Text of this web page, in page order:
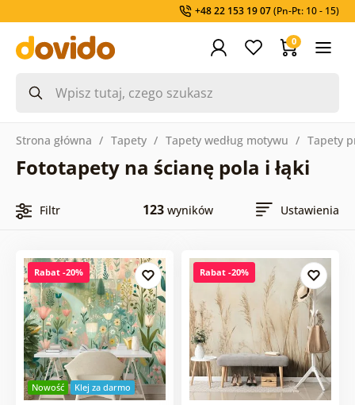
+48 22 153 19 07(Pn-Pt: 10 - 15)
0
Strona główna Tapety Tapety według motywu Tapety
Fototapety na ścianę pola i łąki
Filtr 123wyników Ustawienia
Nowość Klej za darmo
Rabat -20% Rabat -20%